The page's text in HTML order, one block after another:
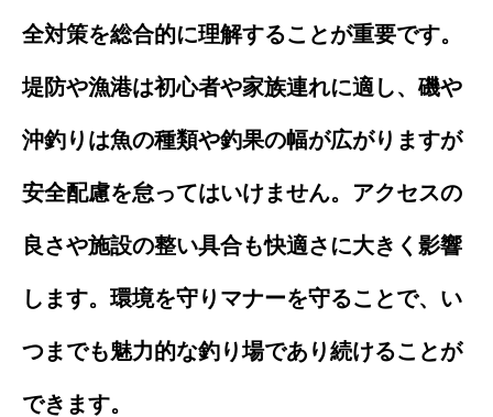
全対策を総合的に理解することが重要です。
堤防や漁港は初心者や家族連れに適し、磯や
沖釣りは魚の種類や釣果の幅が広がりますが
安全配慮を怠ってはいけません。アクセスの
良さや施設の整い具合も快適さに大きく影響
します。環境を守りマナーを守ることで、い
つまでも魅力的な釣り場であり続けることが
できます。